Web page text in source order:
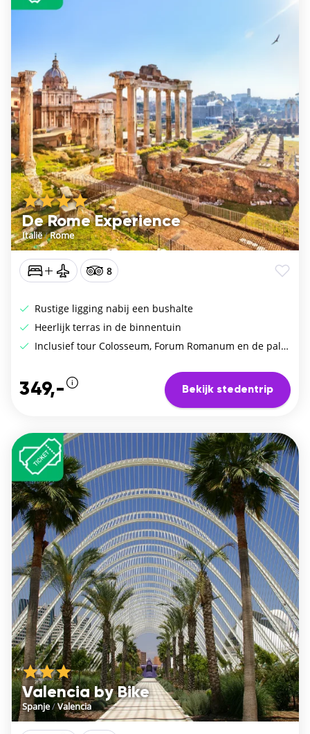
De Rome Experience
Italië/Rome
8
Rustige ligging nabij een bushalte
Heerlijk terras in de binnentuin
Inclusief tour Colosseum, Forum Romanum en de palentijnse heuvel
349,- Bekijk stedentrip
Valencia by Bike
Spanje/Valencia